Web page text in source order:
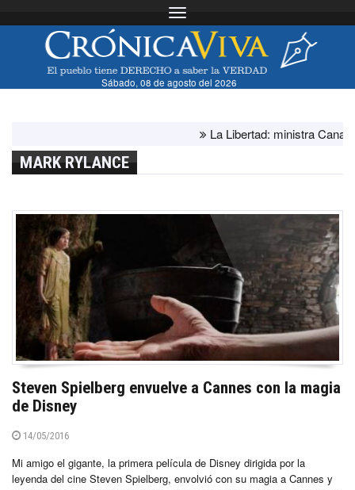
Toggle navigation
Sábado, 08 de agosto del 2026
La Libertad: ministra
MARK RYLANCE
Steven Spielberg envuelve a Cannes con la magia
de Disney
14/05/2016
Mi amigo el gigante, la primera película de Disney dirigida por la
leyenda del cine Steven Spielberg, envolvió con su magia a Cannes y